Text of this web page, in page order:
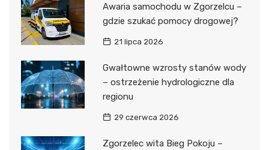
Awaria samochodu w Zgorzelcu –
gdzie szukać pomocy drogowej?
21 lipca 2026
Gwałtowne wzrosty stanów wody
– ostrzeżenie hydrologiczne dla
regionu
29 czerwca 2026
Zgorzelec wita Bieg Pokoju –